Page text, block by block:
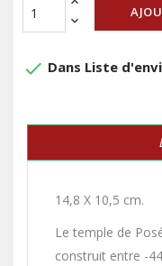
done Dans Liste
14,8 X 10,5 cm.
Le temple de
construit entre -